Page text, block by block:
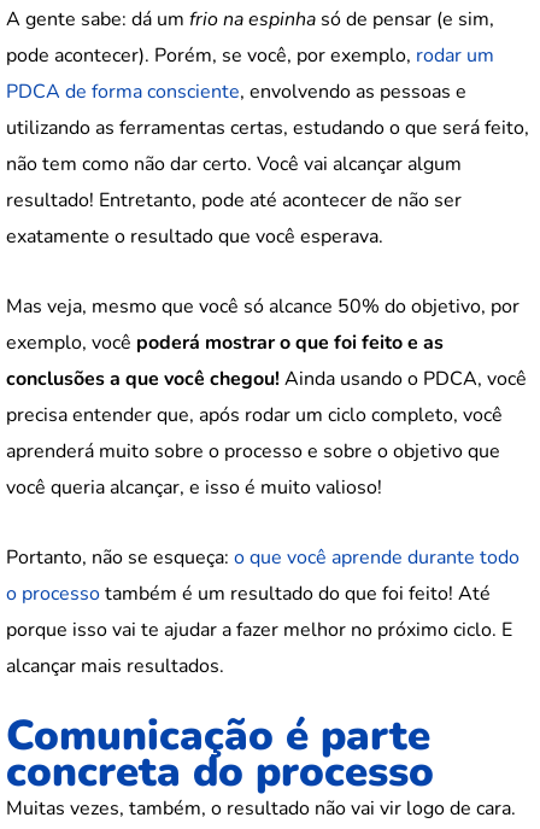
A gente sabe: dá um frio na espinha só de pensar (e sim,
pode acontecer). Porém, se você, por exemplo, rodar um
PDCA de forma consciente, envolvendo as pessoas e
utilizando as ferramentas certas, estudando o que será feito,
não tem como não dar certo. Você vai alcançar algum
resultado! Entretanto, pode até acontecer de não ser
exatamente o resultado que você esperava.
Mas veja, mesmo que você só alcance 50% do objetivo, por
exemplo, você poderá mostrar o que foi feito e as
conclusões a que você chegou!Ainda usando o PDCA, você
precisa entender que, após rodar um ciclo completo, você
aprenderá muito sobre o processo e sobre o objetivo que
você queria alcançar, e isso é muito valioso!
Portanto, não se esqueça: o que você aprende durante todo
o processotambém é um resultado do que foi feito! Até
porque isso vai te ajudar a fazer melhor no próximo ciclo. E
alcançar mais resultados.
Comunicação é parte
concreta do processo
Muitas vezes, também, o resultado não vai vir logo de cara.